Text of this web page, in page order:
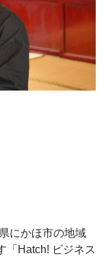
にかほ市の地域
「Hatch! ビジネス